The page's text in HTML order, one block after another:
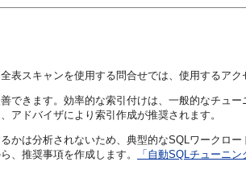
スキャンを使用する問合せでは、使用するアク
きます。効率的な索引付けは、一般的なチュ
アドバイザにより索引作成が推奨されます。
は分析されないため、典型的なSQLワークロ
、推奨事項を作成します。
「自動SQLチューニン